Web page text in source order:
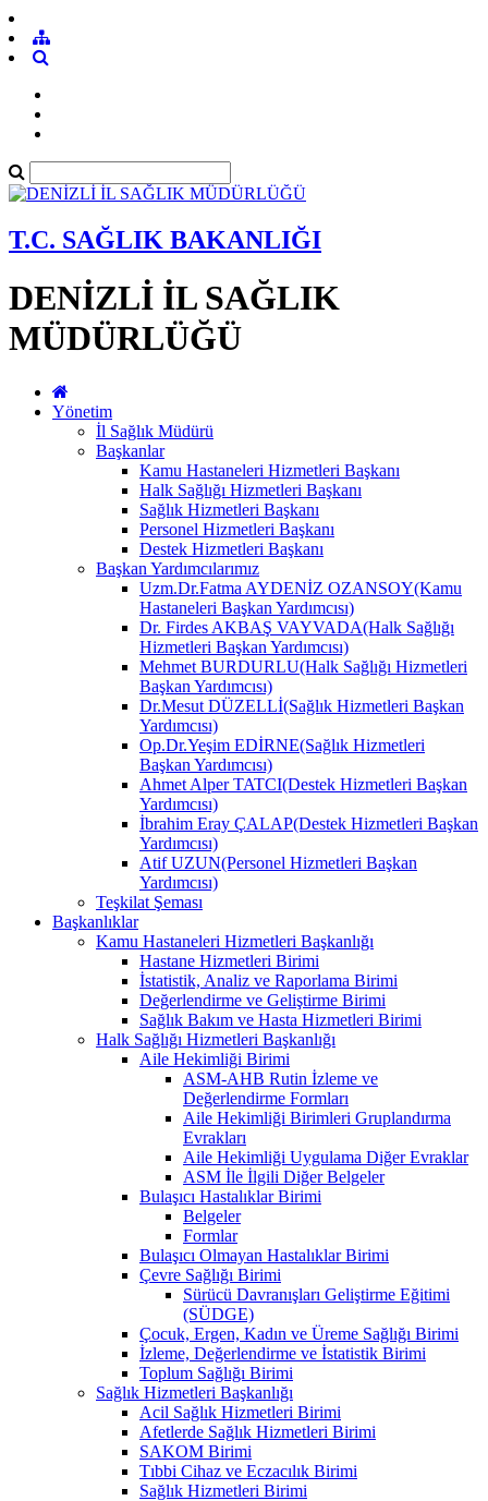
T.C. SAĞLIK BAKANLIĞI
DENİZLİ İL SAĞLIK
MÜDÜRLÜĞÜ
Yönetim
İl Sağlık Müdürü
Başkanlar
Kamu Hastaneleri Hizmetleri Başkanı
Halk Sağlığı Hizmetleri Başkanı
Sağlık Hizmetleri Başkanı
Personel Hizmetleri Başkanı
Destek Hizmetleri Başkanı
Başkan Yardımcılarımız
Uzm.Dr.Fatma AYDENİZ OZANSOY(Kamu
Hastaneleri Başkan Yardımcısı)
Dr. Firdes AKBAŞ VAYVADA(Halk Sağlığı
Hizmetleri Başkan Yardımcısı)
Mehmet BURDURLU(Halk Sağlığı Hizmetleri
Başkan Yardımcısı)
Dr.Mesut DÜZELLİ(Sağlık Hizmetleri Başkan
Yardımcısı)
Op.Dr.Yeşim EDİRNE(Sağlık Hizmetleri
Başkan Yardımcısı)
Ahmet Alper TATCI(Destek Hizmetleri Başkan
Yardımcısı)
İbrahim Eray ÇALAP(Destek Hizmetleri Başkan
Yardımcısı)
Atif UZUN(Personel Hizmetleri Başkan
Yardımcısı)
Teşkilat Şeması
Başkanlıklar
Kamu Hastaneleri Hizmetleri Başkanlığı
Hastane Hizmetleri Birimi
İstatistik, Analiz ve Raporlama Birimi
Değerlendirme ve Geliştirme Birimi
Sağlık Bakım ve Hasta Hizmetleri Birimi
Halk Sağlığı Hizmetleri Başkanlığı
Aile Hekimliği Birimi
ASM-AHB Rutin İzleme ve
Değerlendirme Formları
Aile Hekimliği Birimleri Gruplandırma
Evrakları
Aile Hekimliği Uygulama Diğer Evraklar
ASM İle İlgili Diğer Belgeler
Bulaşıcı Hastalıklar Birimi
Belgeler
Formlar
Bulaşıcı Olmayan Hastalıklar Birimi
Çevre Sağlığı Birimi
Sürücü Davranışları Geliştirme Eğitimi
(SÜDGE)
Çocuk, Ergen, Kadın ve Üreme Sağlığı Birimi
İzleme, Değerlendirme ve İstatistik Birimi
Toplum Sağlığı Birimi
Sağlık Hizmetleri Başkanlığı
Acil Sağlık Hizmetleri Birimi
Afetlerde Sağlık Hizmetleri Birimi
SAKOM Birimi
Tıbbi Cihaz ve Eczacılık Birimi
Sağlık Hizmetleri Birimi